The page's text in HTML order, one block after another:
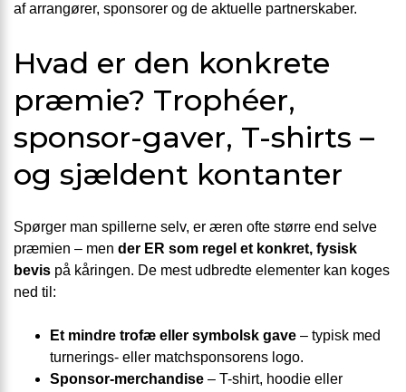
af arrangører, sponsorer og de aktuelle partnerskaber.
Hvad er den konkrete
præmie? Trophéer,
sponsor-gaver, T-shirts –
og sjældent kontanter
Spørger man spillerne selv, er æren ofte større end selve
præmien – men der ER som regel et konkret, fysisk
bevis på kåringen. De mest udbredte elementer kan koges
ned til:
Et mindre trofæ eller symbolsk gave – typisk med
turnerings- eller matchsponsorens logo.
Sponsor-merchandise – T-shirt, hoodie eller